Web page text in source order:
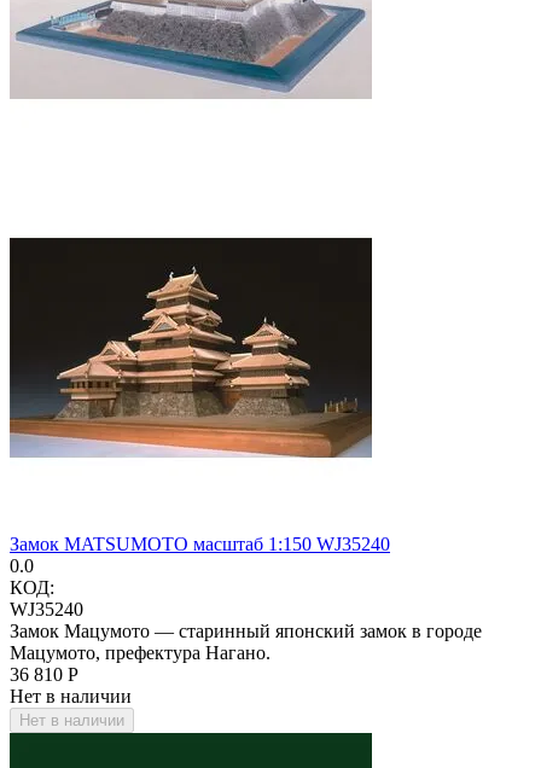
Замок MATSUMOTO масштаб 1:150 WJ35240
0.0
КОД:
WJ35240
Замок Мацумото — старинный японский замок в городе
Мацумото, префектура Нагано.
36 810 Р
Нет в наличии
Нет в наличии